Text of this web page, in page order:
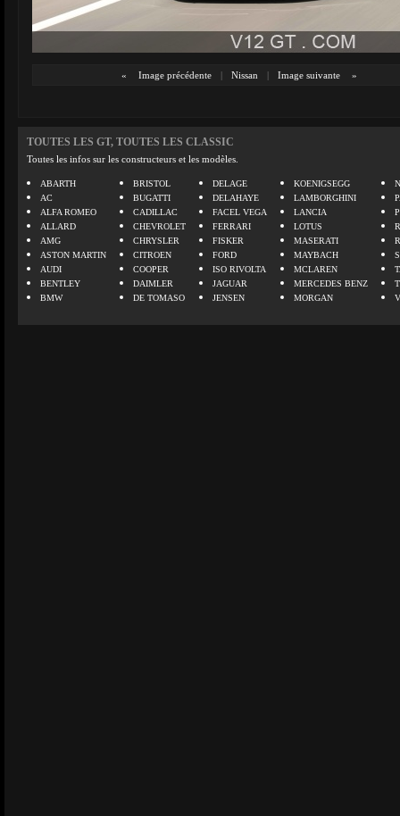
« Image précédente | Nissan | Image suivante »
TOUTES LES GT, TOUTES LES CLASSIC
Toutes les infos sur les constructeurs et les modèles.
ABARTH
AC
ALFA ROMEO
ALLARD
AMG
ASTON MARTIN
AUDI
BENTLEY
BMW
BRISTOL
BUGATTI
CADILLAC
CHEVROLET
CHRYSLER
CITROEN
COOPER
DAIMLER
DE TOMASO
DELAGE
DELAHAYE
FACEL VEGA
FERRARI
FISKER
FORD
ISO RIVOLTA
JAGUAR
JENSEN
KOENIGSEGG
LAMBORGHINI
LANCIA
LOTUS
MASERATI
MAYBACH
MCLAREN
MERCEDES BENZ
MORGAN